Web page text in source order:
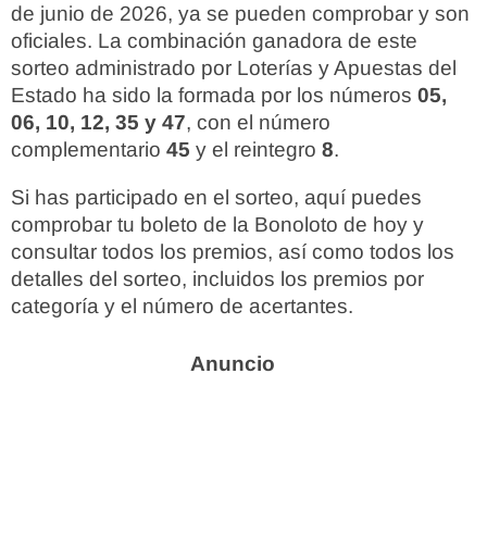
de junio de 2026, ya se pueden comprobar y son
oficiales. La combinación ganadora de este
sorteo administrado por Loterías y Apuestas del
Estado ha sido la formada por los números 05,
06, 10, 12, 35 y 47, con el número
complementario 45 y el reintegro 8.
Si has participado en el sorteo, aquí puedes
comprobar tu boleto de la Bonoloto de hoy y
consultar todos los premios, así como todos los
detalles del sorteo, incluidos los premios por
categoría y el número de acertantes.